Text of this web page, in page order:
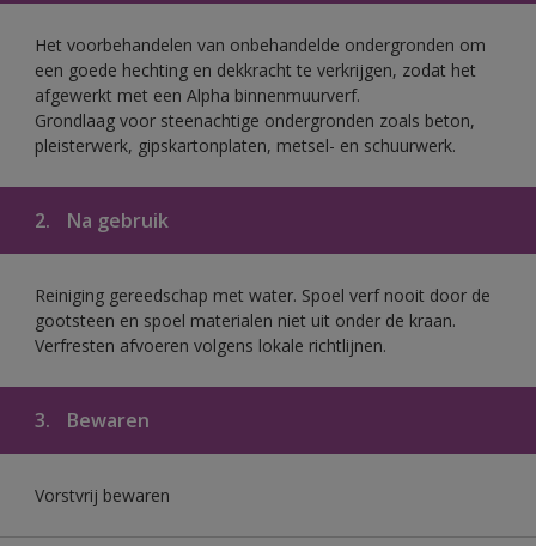
Het voorbehandelen van onbehandelde ondergronden om
een goede hechting en dekkracht te verkrijgen, zodat het
afgewerkt met een Alpha binnenmuurverf.
Grondlaag voor steenachtige ondergronden zoals beton,
pleisterwerk, gipskartonplaten, metsel- en schuurwerk.
2. Na gebruik
Reiniging gereedschap met water. Spoel verf nooit door de
gootsteen en spoel materialen niet uit onder de kraan.
Verfresten afvoeren volgens lokale richtlijnen.
3. Bewaren
Vorstvrij bewaren